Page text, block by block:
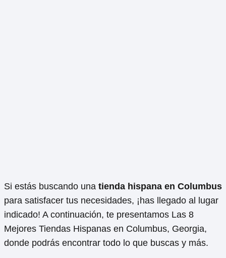
Si estás buscando una tienda hispana en Columbus
para satisfacer tus necesidades, ¡has llegado al lugar
indicado! A continuación, te presentamos Las 8
Mejores Tiendas Hispanas en Columbus, Georgia,
donde podrás encontrar todo lo que buscas y más.